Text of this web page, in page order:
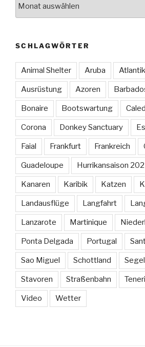
SCHLAGWÖRTER
Animal Shelter Aruba
Ausrüstung Azoren
Bonaire Bootswartung
Corona Donkey Sanctuary
Faial Frankfurt Frankreich
Guadeloupe Hurrikansaison
Kanaren Karibik Katzen
Landausflüge Langfahrt
Lanzarote Martinique
Ponta Delgada Portugal
Sao Miguel Schottland
Stavoren Straßenbahn
Video Wetter